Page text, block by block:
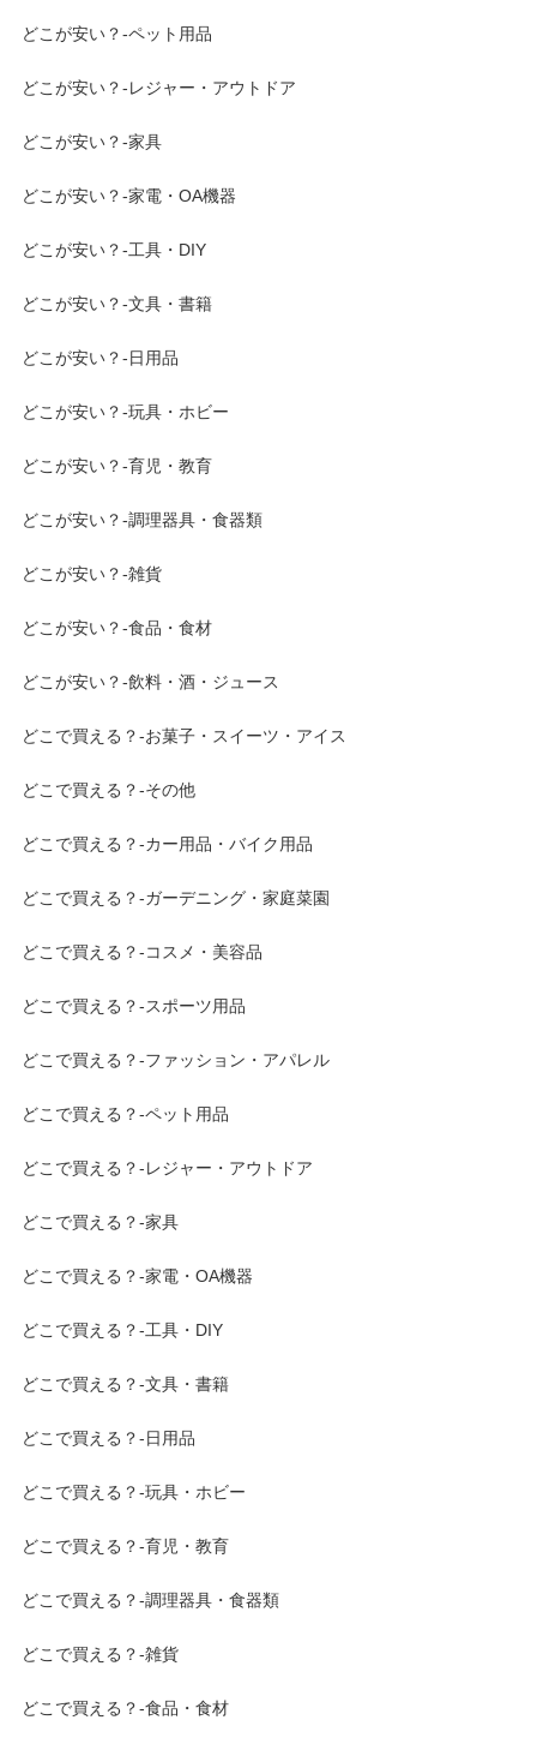
どこが安い？-ペット用品
どこが安い？-レジャー・アウトドア
どこが安い？-家具
どこが安い？-家電・OA機器
どこが安い？-工具・DIY
どこが安い？-文具・書籍
どこが安い？-日用品
どこが安い？-玩具・ホビー
どこが安い？-育児・教育
どこが安い？-調理器具・食器類
どこが安い？-雑貨
どこが安い？-食品・食材
どこが安い？-飲料・酒・ジュース
どこで買える？-お菓子・スイーツ・アイス
どこで買える？-その他
どこで買える？-カー用品・バイク用品
どこで買える？-ガーデニング・家庭菜園
どこで買える？-コスメ・美容品
どこで買える？-スポーツ用品
どこで買える？-ファッション・アパレル
どこで買える？-ペット用品
どこで買える？-レジャー・アウトドア
どこで買える？-家具
どこで買える？-家電・OA機器
どこで買える？-工具・DIY
どこで買える？-文具・書籍
どこで買える？-日用品
どこで買える？-玩具・ホビー
どこで買える？-育児・教育
どこで買える？-調理器具・食器類
どこで買える？-雑貨
どこで買える？-食品・食材